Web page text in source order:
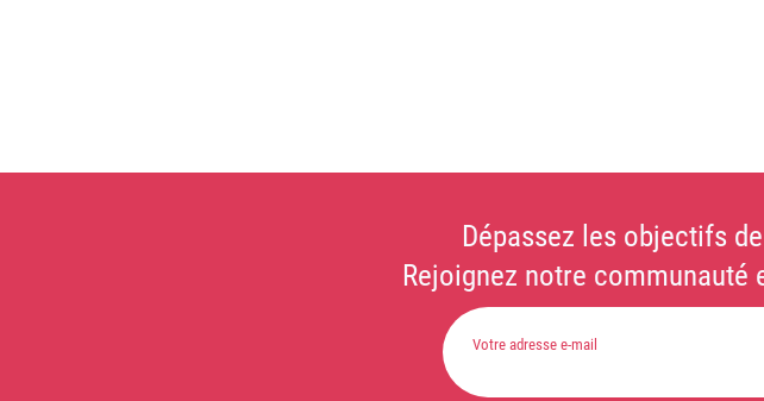
Dépassez les objectifs
Rejoignez notre communauté